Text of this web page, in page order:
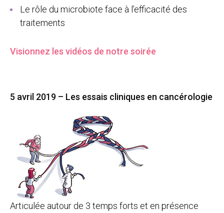
Le rôle du microbiote face à l’efficacité des
traitements
Visionnez les vidéos de notre soirée
5 avril 2019 – Les essais cliniques en cancérologie
Articulée autour de 3 temps forts et en présence